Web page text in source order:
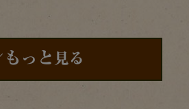
もっと 見る